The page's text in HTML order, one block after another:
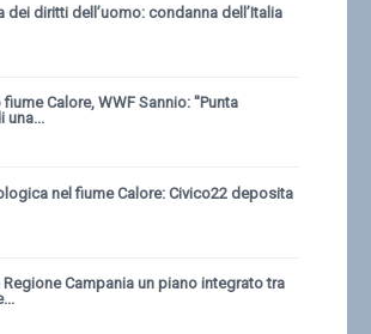
dei diritti dell’uomo: condanna dell’Italia
Calore, WWF Sannio: ''Punta
una...
nel fiume Calore: Civico22 deposita
Regione Campania un piano integrato tra